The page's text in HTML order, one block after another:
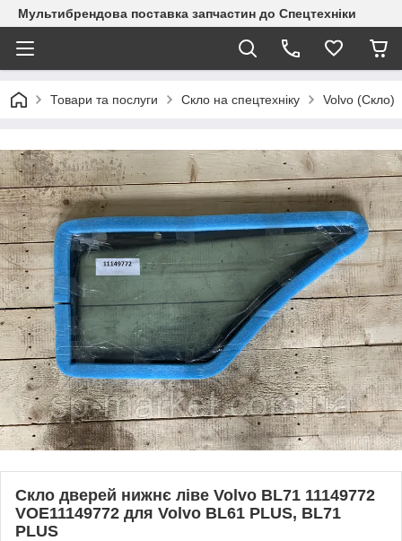
Мультибрендова поставка запчастин до Спецтехніки
Товари та послуги Скло на спецтехніку Volvo (Скло)
Скло дверей нижнє ліве Volvo BL71 11149772
VOE11149772 для Volvo BL61 PLUS, BL71
PLUS